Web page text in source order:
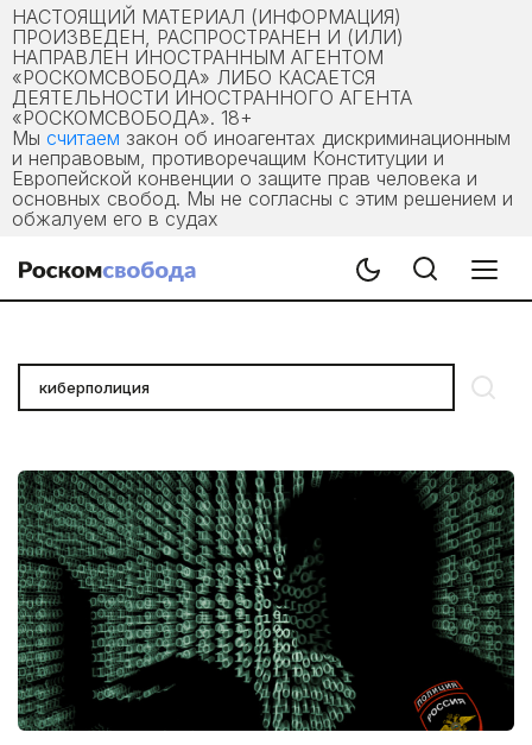
НАСТОЯЩИЙ МАТЕРИАЛ (ИНФОРМАЦИЯ)
ПРОИЗВЕДЕН, РАСПРОСТРАНЕН И (ИЛИ)
НАПРАВЛЕН ИНОСТРАННЫМ АГЕНТОМ
«РОСКОМСВОБОДА» ЛИБО КАСАЕТСЯ
ДЕЯТЕЛЬНОСТИ ИНОСТРАННОГО АГЕНТА
«РОСКОМСВОБОДА». 18+
Мы считаем закон об иноагентах дискриминационным
и неправовым, противоречащим Конституции и
Европейской конвенции о защите прав человека и
основных свобод. Мы не согласны с этим решением и
обжалуем его в судах